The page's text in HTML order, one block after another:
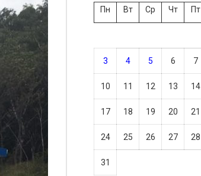
Пн
Вт Ср Чт Пт
3 4 5 6 7
10 11 12 13 14
17 18 19 20 21
24 25 26 27 28
31